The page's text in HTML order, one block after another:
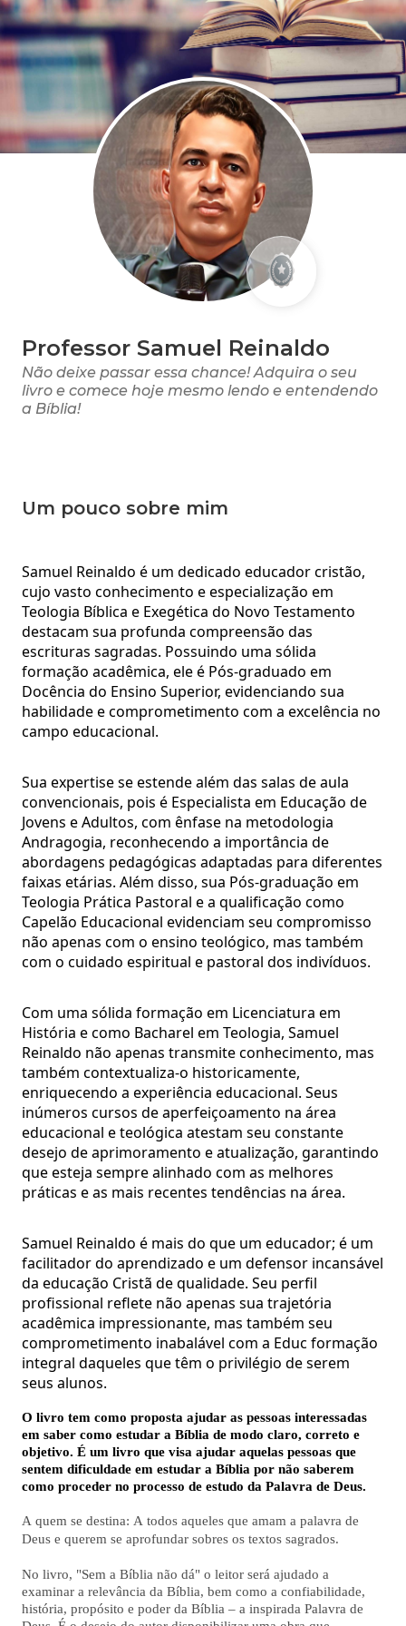
Professor Samuel Reinaldo
Não deixe passar essa chance! Adquira o seu
livro e comece hoje mesmo lendo e entendendo
a Bíblia!
Um pouco sobre mim
Samuel Reinaldo é um dedicado educador cristão,
cujo vasto conhecimento e especialização em
Teologia Bíblica e Exegética do Novo Testamento
destacam sua profunda compreensão das
escrituras sagradas. Possuindo uma sólida
formação acadêmica, ele é Pós-graduado em
Docência do Ensino Superior, evidenciando sua
habilidade e comprometimento com a excelência no
campo educacional.
Sua expertise se estende além das salas de aula
convencionais, pois é Especialista em Educação de
Jovens e Adultos, com ênfase na metodologia
Andragogia, reconhecendo a importância de
abordagens pedagógicas adaptadas para diferentes
faixas etárias. Além disso, sua Pós-graduação em
Teologia Prática Pastoral e a qualificação como
Capelão Educacional evidenciam seu compromisso
não apenas com o ensino teológico, mas também
com o cuidado espiritual e pastoral dos indivíduos.
Com uma sólida formação em Licenciatura em
História e como Bacharel em Teologia, Samuel
Reinaldo não apenas transmite conhecimento, mas
também contextualiza-o historicamente,
enriquecendo a experiência educacional. Seus
inúmeros cursos de aperfeiçoamento na área
educacional e teológica atestam seu constante
desejo de aprimoramento e atualização, garantindo
que esteja sempre alinhado com as melhores
práticas e as mais recentes tendências na área.
Samuel Reinaldo é mais do que um educador; é um
facilitador do aprendizado e um defensor incansável
da educação Cristã de qualidade. Seu perfil
profissional reflete não apenas sua trajetória
acadêmica impressionante, mas também seu
comprometimento inabalável com a Educ formação
integral daqueles que têm o privilégio de serem
seus alunos.
O livro tem como proposta ajudar as pessoas interessadas
em saber como estudar a Bíblia de modo claro, correto e
objetivo. É um livro que visa ajudar aquelas pessoas que
sentem dificuldade em estudar a Bíblia por não saberem
como proceder no processo de estudo da Palavra de Deus.
A quem se destina: A todos aqueles que amam a palavra de
Deus e querem se aprofundar sobres os textos sagrados.
No livro, "Sem a Bíblia não dá" o leitor será ajudado a
examinar a relevância da Bíblia, bem como a confiabilidade,
história, propósito e poder da Bíblia – a inspirada Palavra de